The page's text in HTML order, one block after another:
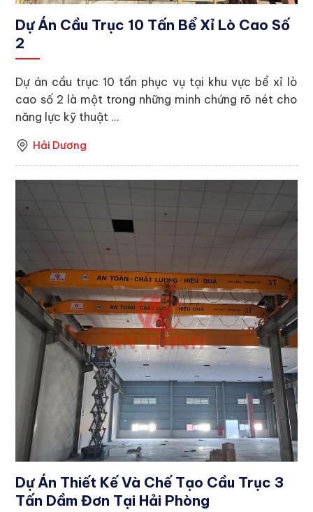
Dự Án Cầu Trục 10 Tấn Bể Xỉ Lò Cao Số
2
Dự án cầu trục 10 tấn phục vụ tại khu vực bể xỉ lò
cao số 2 là một trong những minh chứng rõ nét cho
năng lực kỹ thuật ...
Hải Dương
Dự Án Thiết Kế Và Chế Tạo Cầu Trục 3
Tấn Dầm Đơn Tại Hải Phòng